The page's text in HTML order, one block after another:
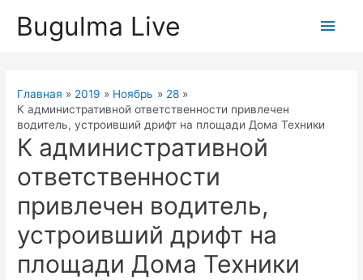
Bugulma Live
Главная 2019 Ноябрь
28
К административной ответственности привлечен
водитель, устроивший дрифт на площади Дома Техники
К административной
ответственности
привлечен водитель,
устроивший дрифт на
площади Дома Техники